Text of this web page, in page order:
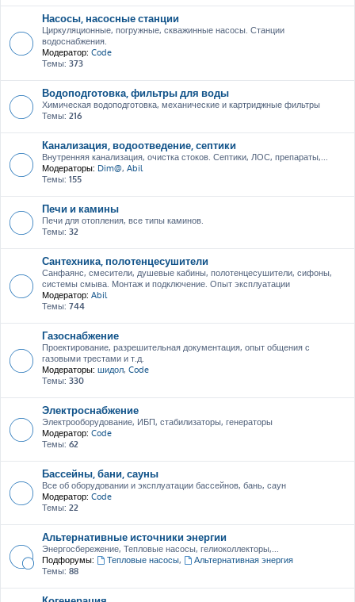
Насосы, насосные станции
Циркуляционные, погружные, скважинные насосы. Станции
водоснабжения.
Модератор: Code
Темы: 373
Водоподготовка, фильтры для воды
Химическая водоподготовка, механические и картриджные фильтры
Темы: 216
Канализация, водоотведение, септики
Внутренняя канализация, очистка стоков. Септики, ЛОС, препараты,...
Модераторы: Dim@, Abil
Темы: 155
Печи и камины
Печи для отопления, все типы каминов.
Темы: 32
Сантехника, полотенцесушители
Санфаянс, смесители, душевые кабины, полотенцесушители, сифоны,
системы смыва. Монтаж и подключение. Опыт эксплуатации
Модератор: Abil
Темы: 744
Газоснабжение
Проектирование, разрешительная документация, опыт общения с
газовыми трестами и т.д.
Модераторы: шидол, Code
Темы: 330
Электроснабжение
Электрооборудование, ИБП, стабилизаторы, генераторы
Модератор: Code
Темы: 62
Бассейны, бани, сауны
Все об оборудовании и эксплуатации бассейнов, бань, саун
Модератор: Code
Темы: 22
Альтернативные источники энергии
Энергосбережение, Тепловые насосы, гелиоколлекторы,...
Подфорумы:
Тепловые насосы,
Альтернативная энергия
Темы: 88